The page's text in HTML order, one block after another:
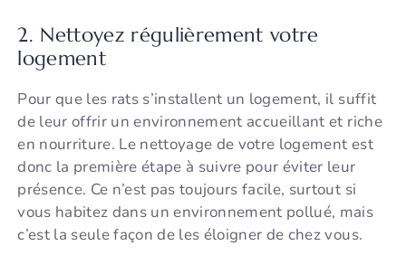
2. Nettoyez régulièrement votre
logement
Pour que les rats s’installent un logement, il suffit
de leur offrir un environnement accueillant et riche
en nourriture. Le nettoyage de votre logement est
donc la première étape à suivre pour éviter leur
présence. Ce n’est pas toujours facile, surtout si
vous habitez dans un environnement pollué, mais
c’est la seule façon de les éloigner de chez vous.